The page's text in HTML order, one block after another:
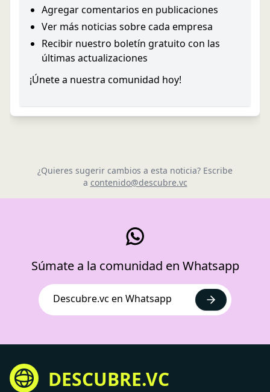
Agregar comentarios en publicaciones
Ver más noticias sobre cada empresa
Recibir nuestro boletín gratuito con las
últimas actualizaciones
¡Únete a nuestra comunidad hoy!
¿Quieres sugerir cambios a esta noticia? Escribe
a contenido@descubre.vc
Súmate a la comunidad en Whatsapp
Descubre.vc en Whatsapp
DESCUBRE.VC